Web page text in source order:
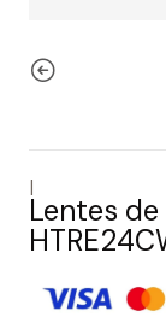
|
Lentes